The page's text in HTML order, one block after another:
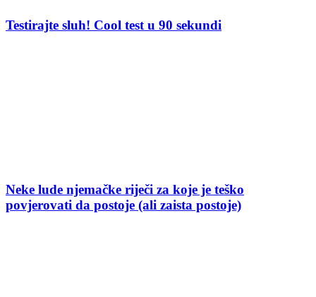
Testirajte sluh! Cool test u 90 sekundi
Neke lude njemačke riječi za koje je teško
povjerovati da postoje (ali zaista postoje)